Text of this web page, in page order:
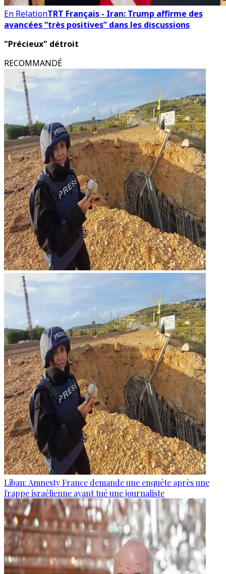
En RelationTRT Français - Iran: Trump affirme des
avancées “très positives” dans les discussions
"Précieux" détroit
RECOMMANDÉ
Liban: Amnesty France demande une enquête après une
frappe israélienne ayant tué une journaliste